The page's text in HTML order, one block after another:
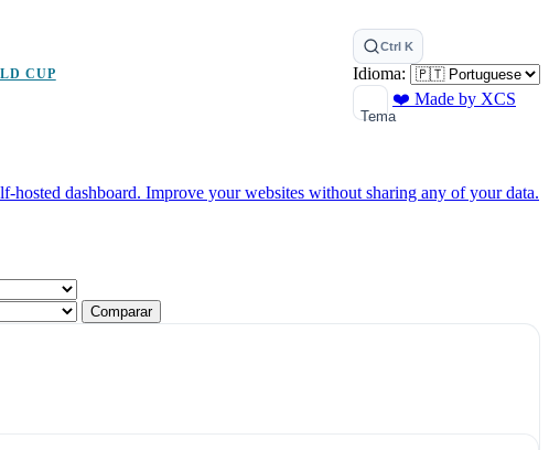
CUP
Ctrl K
Idioma:
Tema
❤️ Made by XCS
hosted dashboard. Improve your websites without sharing any of your data.
Comparar